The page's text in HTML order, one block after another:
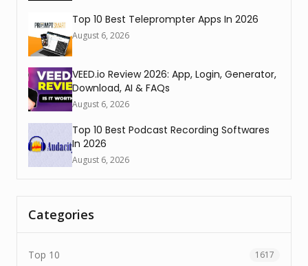
Top 10 Best Teleprompter Apps In 2026
August 6, 2026
VEED.io Review 2026: App, Login, Generator,
Download, AI & FAQs
August 6, 2026
Top 10 Best Podcast Recording Softwares
In 2026
August 6, 2026
Categories
Top 10 1617